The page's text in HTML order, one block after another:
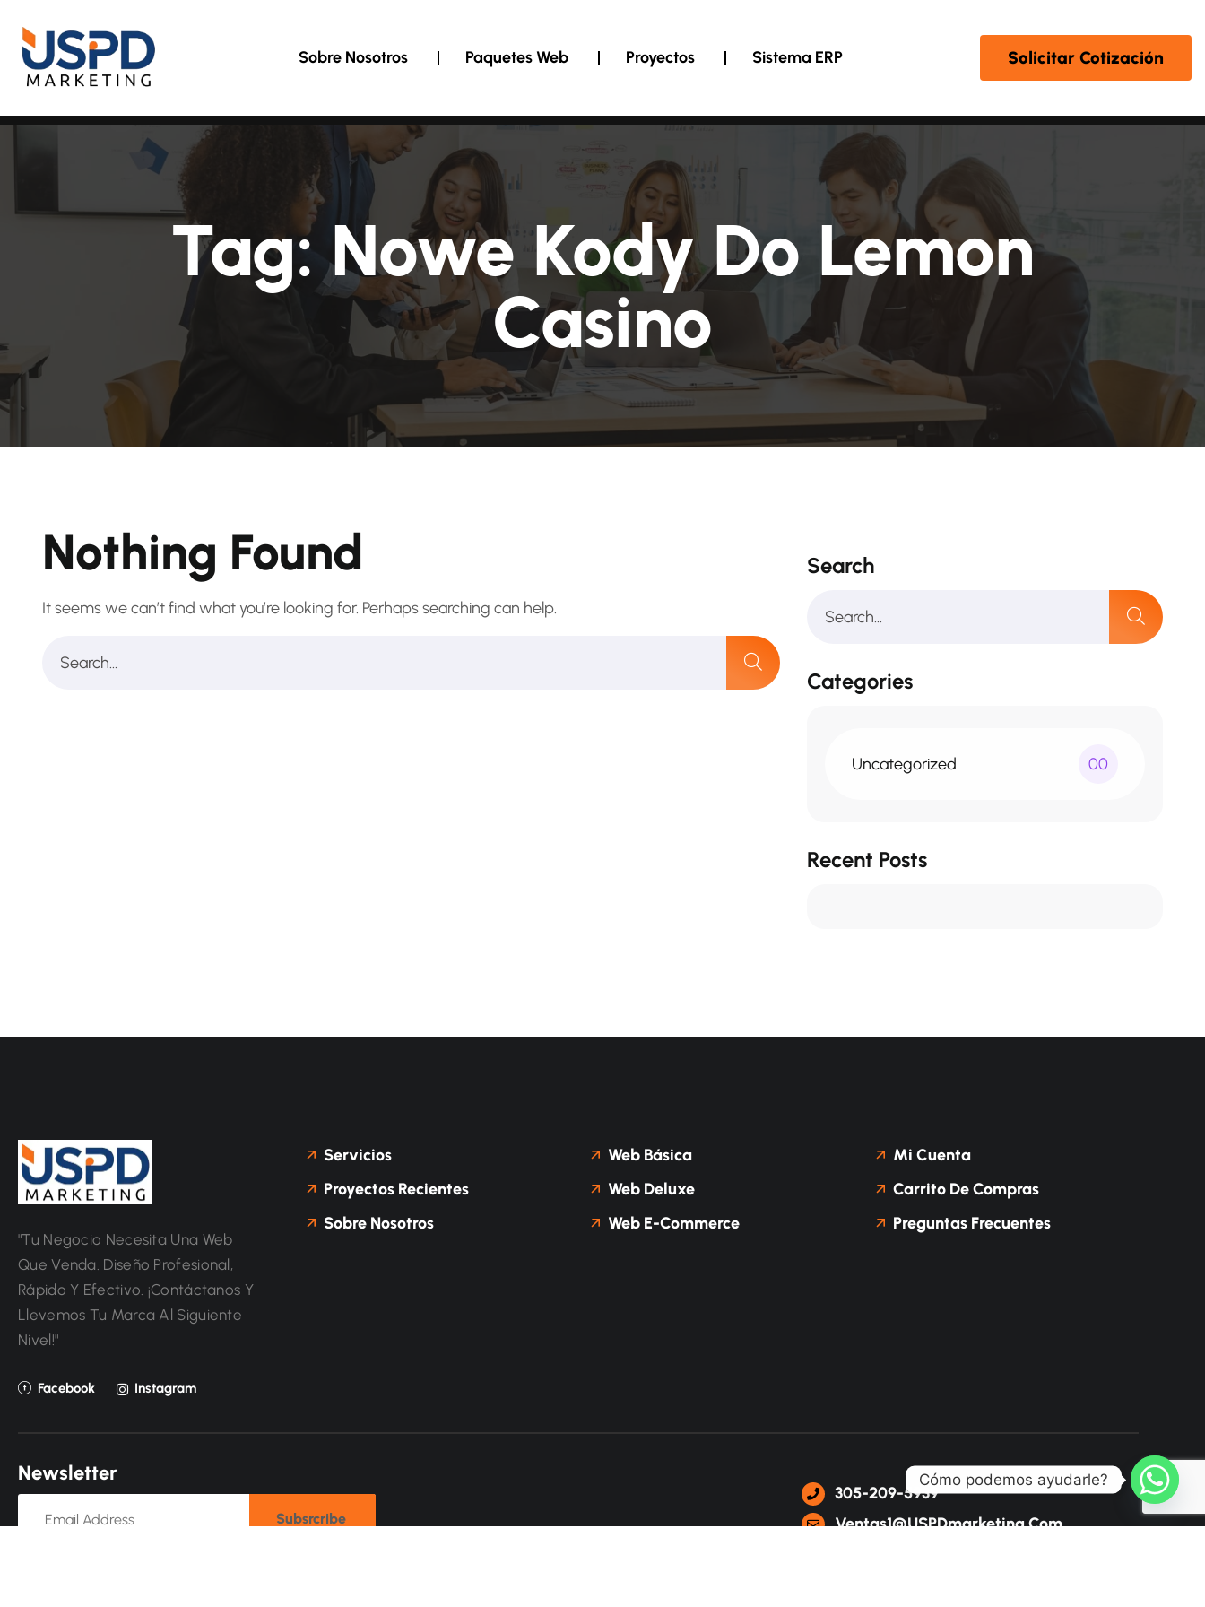
Sobre Nosotros Paquetes Web Proyectos Sistema ERP Solicitar Cotización
Tag:Nowe Kody Do Lemon
Casino
Nothing Found
It seems we can’t find what you’re looking for. Perhaps searching can help.
Search
Categories
Uncategorized 00
Recent Posts
"Tu Negocio Necesita Una Web
Que Venda. Diseño Profesional,
Rápido Y Efectivo. ¡Contáctanos Y
Llevemos Tu Marca Al Siguiente
Nivel!"
Facebook Instagram
Servicios
Proyectos Recientes
Sobre Nosotros
Web Básica
Web Deluxe
Web E-Commerce
Mi Cuenta
Carrito De Compras
Preguntas Frecuentes
Newsletter
Subsrcribe
305-209-5939
Ventas1@USPDmarketing.com
Cómo podemos ayudarle?